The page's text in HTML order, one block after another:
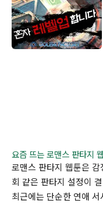
요즘 뜨는 로맨스 판타지
로맨스 판타지 웹툰은
회 같은 판타지 설정이
최근에는 단순한 연애 서